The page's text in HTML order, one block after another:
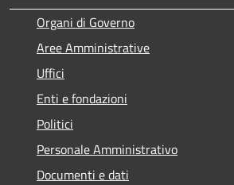
Organi di Governo
Aree Amministrative
Uffici
Enti e fondazioni
Politici
Personale Amministrativo
Documenti e dati